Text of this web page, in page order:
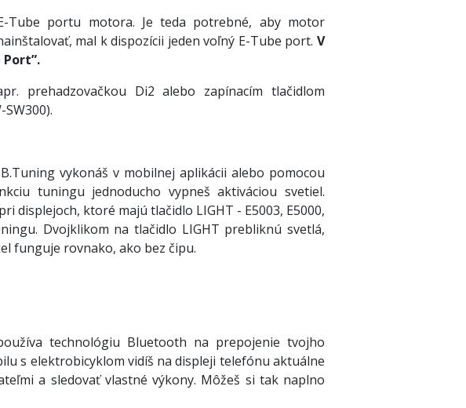
Tube portu motora. Je teda potrebné, aby motor
mal k dispozícii jeden voľný E-Tube port. V
prehadzovačkou Di2 alebo zapínacím tlačidlom
vykonáš v mobilnej aplikácii alebo pomocou
tuningu jednoducho vypneš aktiváciou svetiel.
displejoch, ktoré majú tlačidlo LIGHT - E5003, E5000,
Dvojklikom na tlačidlo LIGHT prebliknú svetlá,
funguje rovnako, ako bez čipu.
technológiu Bluetooth na prepojenie tvojho
s elektrobicyklom vidíš na displeji telefónu aktuálne
a sledovať vlastné výkony. Môžeš si tak naplno